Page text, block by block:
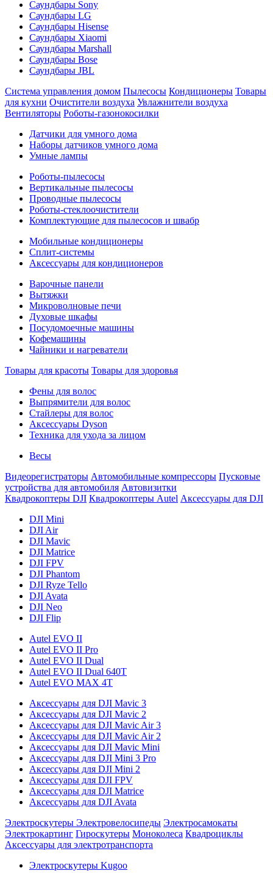
Саундбары Sony
Саундбары LG
Саундбары Hisense
Саундбары Xiaomi
Саундбары Marshall
Саундбары Bose
Саундбары JBL
Система управления домом Пылесосы Кондиционеры Товары
для кухни Очистители воздуха Увлажнители воздуха
Вентиляторы Роботы-газонокосилки
Датчики для умного дома
Наборы датчиков умного дома
Умные лампы
Роботы-пылесосы
Вертикальные пылесосы
Проводные пылесосы
Роботы-стеклоочистители
Комплектующие для пылесосов и швабр
Мобильные кондиционеры
Сплит-системы
Аксессуары для кондиционеров
Варочные панели
Вытяжки
Микроволновые печи
Духовые шкафы
Посудомоечные машины
Кофемашины
Чайники и нагреватели
Товары для красоты Товары для здоровья
Фены для волос
Выпрямители для волос
Стайлеры для волос
Аксессуары Dyson
Техника для ухода за лицом
Весы
Видеорегистраторы Автомобильные компрессоры Пусковые
устройства для автомобиля Автовизитки
Квадрокоптеры DJI Квадрокоптеры Autel Аксессуары для DJI
DJI Mini
DJI Air
DJI Mavic
DJI Matrice
DJI FPV
DJI Phantom
DJI Ryze Tello
DJI Avata
DJI Neo
DJI Flip
Autel EVO II
Autel EVO II Pro
Autel EVO II Dual
Autel EVO II Dual 640T
Autel EVO MAX 4T
Аксессуары для DJI Mavic 3
Аксессуары для DJI Mavic 2
Аксессуары для DJI Mavic Air 3
Аксессуары для DJI Mavic Air 2
Аксессуары для DJI Mavic Mini
Аксессуары для DJI Mini 3 Pro
Аксессуары для DJI Mini 2
Аксессуары для DJI FPV
Аксессуары для DJI Matrice
Аксессуары для DJI Avata
Электроскутеры Электровелосипеды Электросамокаты
Электрокартинг Гироскутеры Моноколеса Квадроциклы
Аксессуары для электротранспорта
Электроскутеры Kugoo